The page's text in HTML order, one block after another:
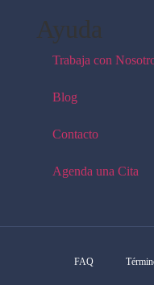
Ayuda
Trabaja con
Blog
Contacto
Agenda una Cita
FAQ